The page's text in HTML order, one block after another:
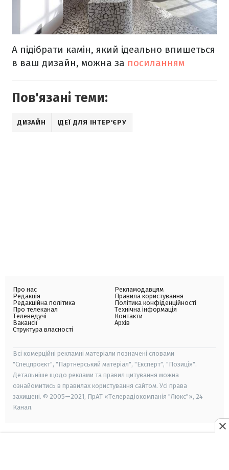
А підібрати камін, який ідеально впишеться
в ваш дизайн, можна за посиланням
Пов'язані теми:
ДИЗАЙН ІДЕЇ ДЛЯ ІНТЕР'ЄРУ
Про нас
Редакція
Редакційна політика
Про телеканал
Телеведучі
Вакансії
Структура власності
Рекламодавцям
Правила користування
Політика конфіденційності
Технічна інформація
Контакти
Архів
Всі комерційні рекламні матеріали позначені словами
"Спецпроєкт", "Партнерський матеріал", "Експерт", "Позиція".
Детальніше щодо реклами та правил цитування можна
ознайомитись в правилах користування сайтом. Усі права
захищені. © 2005—2021, ПрАТ «Телерадіокомпанія "Люкс"», 24
Канал.